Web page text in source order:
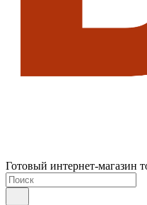
Готовый интернет-магазин